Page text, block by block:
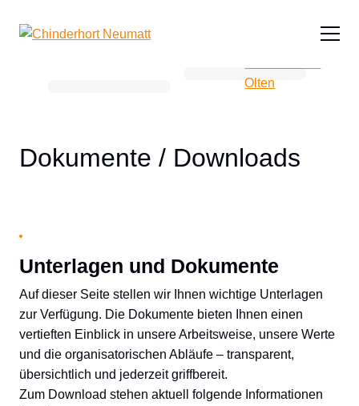
Dokumente / Downloads
Unterlagen und Dokumente
Auf dieser Seite stellen wir Ihnen wichtige Unterlagen
zur Verfügung. Die Dokumente bieten Ihnen einen
vertieften Einblick in unsere Arbeitsweise, unsere Werte
und die organisatorischen Abläufe – transparent,
übersichtlich und jederzeit griffbereit.
Zum Download stehen aktuell folgende Informationen